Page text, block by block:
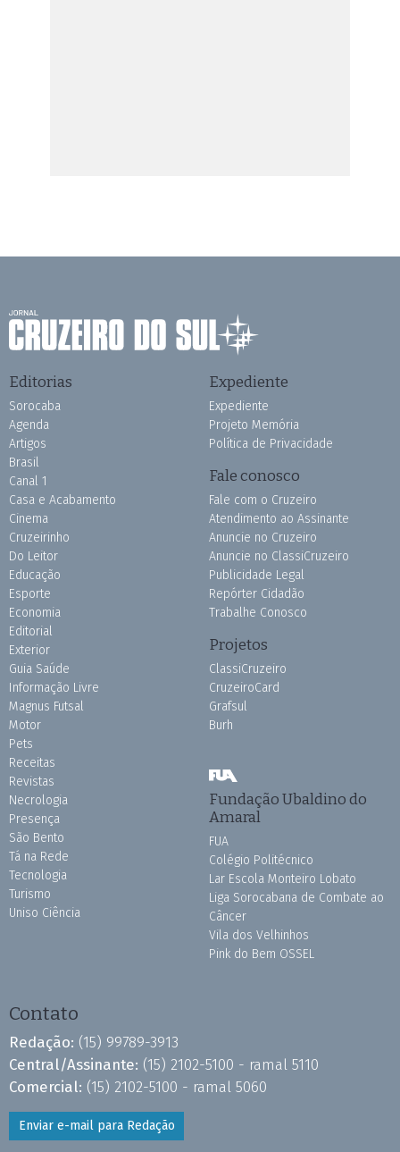
Editorias
Sorocaba
Agenda
Artigos
Brasil
Canal 1
Casa e Acabamento
Cinema
Cruzeirinho
Do Leitor
Educação
Esporte
Economia
Editorial
Exterior
Guia Saúde
Informação Livre
Magnus Futsal
Motor
Pets
Receitas
Revistas
Necrologia
Presença
São Bento
Tá na Rede
Tecnologia
Turismo
Uniso Ciência
Expediente
Expediente
Projeto Memória
Política de Privacidade
Fale conosco
Fale com o Cruzeiro
Atendimento ao Assinante
Anuncie no Cruzeiro
Anuncie no ClassiCruzeiro
Publicidade Legal
Repórter Cidadão
Trabalhe Conosco
Projetos
ClassiCruzeiro
CruzeiroCard
Grafsul
Burh
Fundação Ubaldino do
Amaral
FUA
Colégio Politécnico
Lar Escola Monteiro Lobato
Liga Sorocabana de Combate ao
Câncer
Vila dos Velhinhos
Pink do Bem OSSEL
Contato
Redação: (15) 99789-3913
Central/Assinante: (15) 2102-5100 - ramal 5110
Comercial: (15) 2102-5100 - ramal 5060
Enviar e-mail para Redação